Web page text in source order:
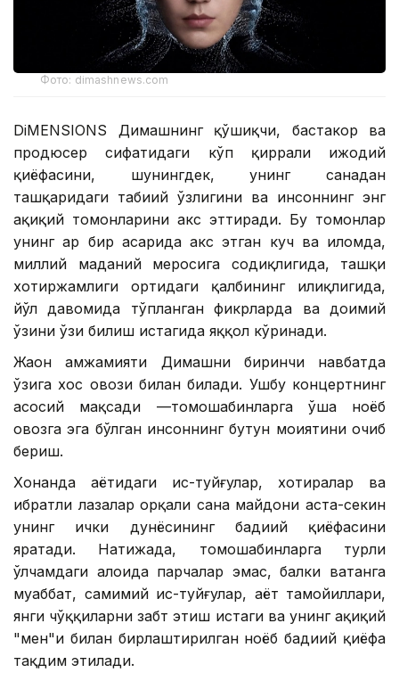
Фото: dimashnews.com
DiMENSIONS Димашнинг қўшиқчи, бастакор ва
продюсер сифатидаги кўп қиррали ижодий
қиёфасини, шунингдек, унинг саҳнадан
ташқаридаги табиий ўзлигини ва инсоннинг энг
ҳақиқий томонларини акс эттиради. Бу томонлар
унинг ҳар бир асарида акс этган куч ва илҳомда,
миллий маданий меросига содиқлигида, ташқи
хотиржамлиги ортидаги қалбининг илиқлигида,
йўл давомида тўпланган фикрларда ва доимий
ўзини ўзи билиш истагида яққол кўринади.
Жаҳон ҳамжамияти Димашни биринчи навбатда
ўзига хос овози билан билади. Ушбу концертнинг
асосий мақсади —томошабинларга ўша ноёб
овозга эга бўлган инсоннинг бутун моҳиятини очиб
бериш.
Хонанда ҳаётидаги ҳис-туйғулар, хотиралар ва
ибратли лаҳзалар орқали саҳна майдони аста-секин
унинг ички дунёсининг бадиий қиёфасини
яратади. Натижада, томошабинларга турли
ўлчамдаги алоҳида парчалар эмас, балки ватанга
муҳаббат, самимий ҳис-туйғулар, ҳаёт тамойиллари,
янги чўққиларни забт этиш истаги ва унинг ҳақиқий
"мен"и билан бирлаштирилган ноёб бадиий қиёфа
тақдим этилади.